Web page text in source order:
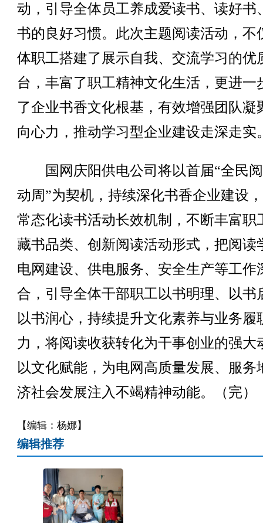
动，引导全体员工养成爱读书、读好书
书的良好习惯。此次主题阅读活动，不
体职工搭建了展示自我、交流学习的优
台，丰富了职工精神文化生活，更进一
了企业书香文化根基，有效增强团队凝
向心力，推动学习型企业建设走深走实
国网庆阳供电公司将以首届“全民
动周”为契机，持续深化书香企业建设
常态化读书活动长效机制，不断丰富职
藏书品类、创新阅读活动形式，把阅读
电网建设、供电服务、安全生产等工作
合，引导全体干部职工以书明理、以书
以书润心，持续提升文化素养与业务履
力，将阅读收获转化为干事创业的强大
以文化赋能，为电网高质量发展、服务
济社会发展注入不竭精神动能。（完）
【编辑：杨娜】
编辑推荐